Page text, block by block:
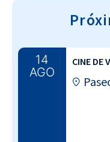
14
AGO
CINE DE